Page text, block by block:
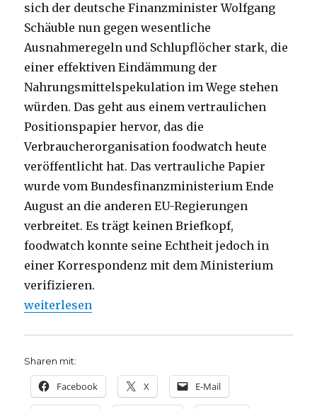
sich der deutsche Finanzminister Wolfgang
Schäuble nun gegen wesentliche
Ausnahmeregeln und Schlupflöcher stark, die
einer effektiven Eindämmung der
Nahrungsmittelspekulation im Wege stehen
würden. Das geht aus einem vertraulichen
Positionspapier hervor, das die
Verbraucherorganisation foodwatch heute
veröffentlicht hat. Das vertrauliche Papier
wurde vom Bundesfinanzministerium Ende
August an die anderen EU-Regierungen
verbreitet. Es trägt keinen Briefkopf,
foodwatch konnte seine Echtheit jedoch in
einer Korrespondenz mit dem Ministerium
verifizieren.
„Nahrungsmittelspekulation: Schäuble vollzieht
weiterlesen
Sharen mit:
Facebook X E-Mail